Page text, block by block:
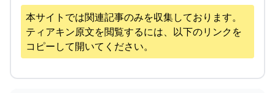
本サイトでは関連記事のみを収集しております。
ティアキン原文を閲覧するには、以下のリンクを
コピーして開いてください。